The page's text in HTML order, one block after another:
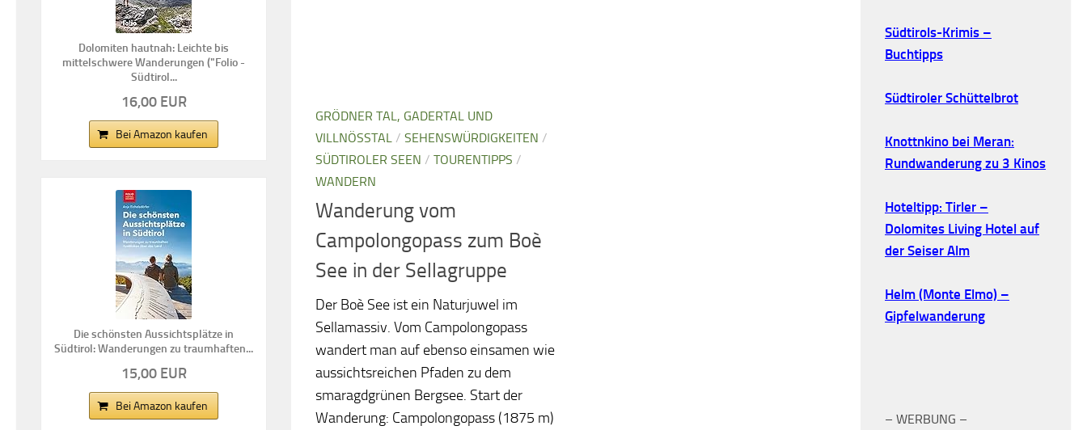
GRÖDNER TAL, GADERTAL UND
VILLNÖSSTAL
/ SEHENSWÜRDIGKEITEN /
SÜDTIROLER SEEN / TOURENTIPPS /
WANDERN
Wanderung vom
Campolongopass zum Boè
See in der Sellagruppe
Der Boè See ist ein Naturjuwel im
Sellamassiv. Vom Campolongopass
wandert man auf ebenso einsamen wie
aussichtsreichen Pfaden zu dem
smaragdgrünen Bergsee. Start der
Wanderung: Campolongopass (1875 m)
Dolomiten hautnah: Leichte bis
mittelschwere Wanderungen ("Folio -
Südtirol...
16,00 EUR
Bei Amazon kaufen
Die schönsten Aussichtsplätze in
Südtirol: Wanderungen zu traumhaften...
15,00 EUR
Bei Amazon kaufen
Südtirols-Krimis –
Buchtipps
Südtiroler Schüttelbrot
Knottnkino bei Meran:
Rundwanderung zu 3 Kinos
Hoteltipp: Tirler –
Dolomites Living Hotel auf
der Seiser Alm
Helm (Monte Elmo) –
Gipfelwanderung
– WERBUNG –